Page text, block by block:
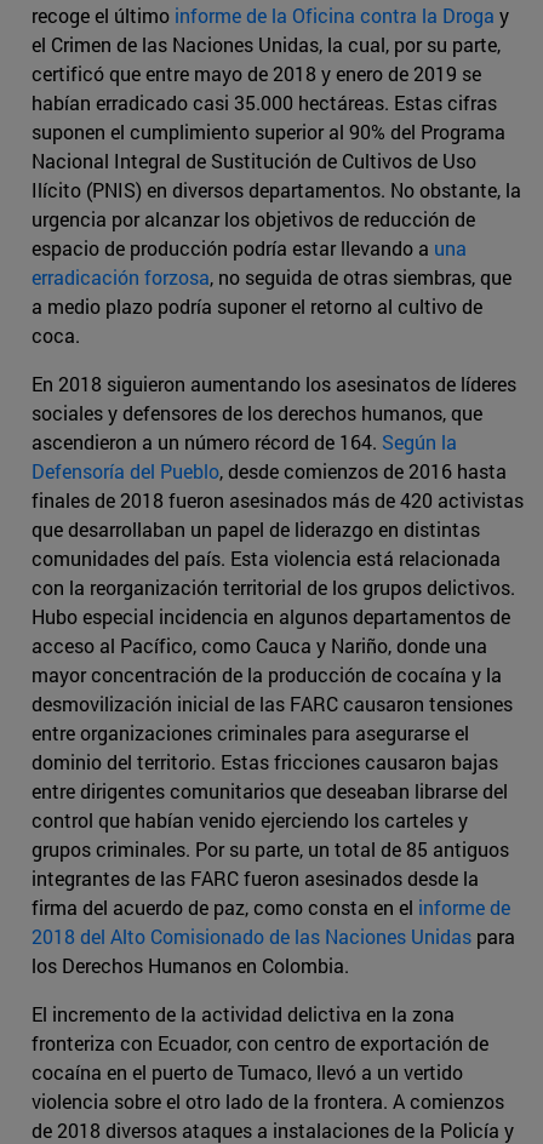
recoge el último informe de la Oficina contra la Droga y
el Crimen de las Naciones Unidas, la cual, por su parte,
certificó que entre mayo de 2018 y enero de 2019 se
habían erradicado casi 35.000 hectáreas. Estas cifras
suponen el cumplimiento superior al 90% del Programa
Nacional Integral de Sustitución de Cultivos de Uso
Ilícito (PNIS) en diversos departamentos. No obstante, la
urgencia por alcanzar los objetivos de reducción de
espacio de producción podría estar llevando a una
erradicación forzosa, no seguida de otras siembras, que
a medio plazo podría suponer el retorno al cultivo de
coca.
En 2018 siguieron aumentando los asesinatos de líderes
sociales y defensores de los derechos humanos, que
ascendieron a un número récord de 164. Según la
Defensoría del Pueblo, desde comienzos de 2016 hasta
finales de 2018 fueron asesinados más de 420 activistas
que desarrollaban un papel de liderazgo en distintas
comunidades del país. Esta violencia está relacionada
con la reorganización territorial de los grupos delictivos.
Hubo especial incidencia en algunos departamentos de
acceso al Pacífico, como Cauca y Nariño, donde una
mayor concentración de la producción de cocaína y la
desmovilización inicial de las FARC causaron tensiones
entre organizaciones criminales para asegurarse el
dominio del territorio. Estas fricciones causaron bajas
entre dirigentes comunitarios que deseaban librarse del
control que habían venido ejerciendo los carteles y
grupos criminales. Por su parte, un total de 85 antiguos
integrantes de las FARC fueron asesinados desde la
firma del acuerdo de paz, como consta en el informe de
2018 del Alto Comisionado de las Naciones Unidas para
los Derechos Humanos en Colombia.
El incremento de la actividad delictiva en la zona
fronteriza con Ecuador, con centro de exportación de
cocaína en el puerto de Tumaco, llevó a un vertido
violencia sobre el otro lado de la frontera. A comienzos
de 2018 diversos ataques a instalaciones de la Policía y